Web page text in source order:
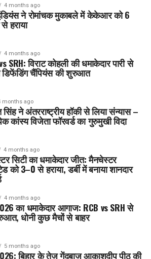
4 months ago
ने रोमांचक मुकाबले में केकेआर को 6
हराया
4 months ago
SRH: विराट कोहली की धमाकेदार पारी से
डिफेंडिंग चैंपियंस की शुरुआत
months ago
ने अंतरराष्ट्रीय हॉकी से लिया संन्यास –
कांस्य विजेता फॉरवर्ड का गुरुमुखी विदा
4 months ago
सिटी का धमाकेदार जीत: मैनचेस्टर
को 3–0 से हराया, डर्बी में बनाया शानदार
4 months ago
का धमाकेदार आगाज: RCB vs SRH से
धोनी कुछ मैचों से बाहर
5 months ago
बिहार के तेज गेंदबाज आकाशदीप पीठ की